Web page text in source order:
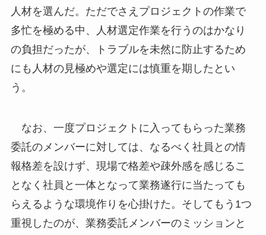
人材を選んだ。ただでさえプロジェクトの作業で
多忙を極める中、人材選定作業を行うのはかなり
の負担だったが、トラブルを未然に防止するため
にも人材の見極めや選定には慎重を期したとい
う。
なお、一度プロジェクトに入ってもらった業務
委託のメンバーに対しては、なるべく社員との情
報格差を設けず、現場で格差や疎外感を感じるこ
となく社員と一体となって業務遂行に当たっても
らえるような環境作りを心掛けた。そしてもう1つ
重視したのが、業務委託メンバーのミッションと